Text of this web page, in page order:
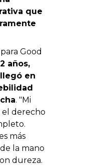
que
Good
años,
en
. "Mi
el derecho
más
la mano
dureza.